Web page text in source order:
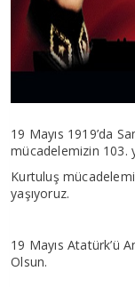
19 Mayıs 1919’da
mücadelemizin 103.
Kurtuluş
yaşıyoruz.
19 Mayıs Atatürk’ü
Olsun.